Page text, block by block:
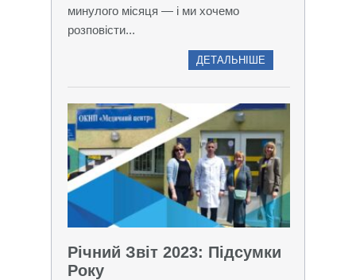
минулого місяця — і ми хочемо
розповісти...
ДЕТАЛЬНІШЕ
Річний Звіт 2023: Підсумки
Року